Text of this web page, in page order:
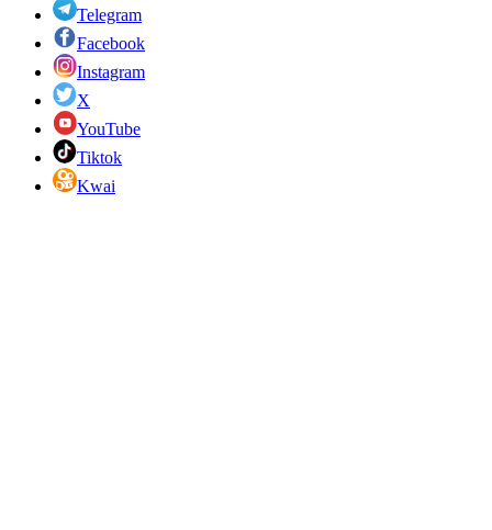
Telegram
Facebook
Instagram
X
YouTube
Tiktok
Kwai